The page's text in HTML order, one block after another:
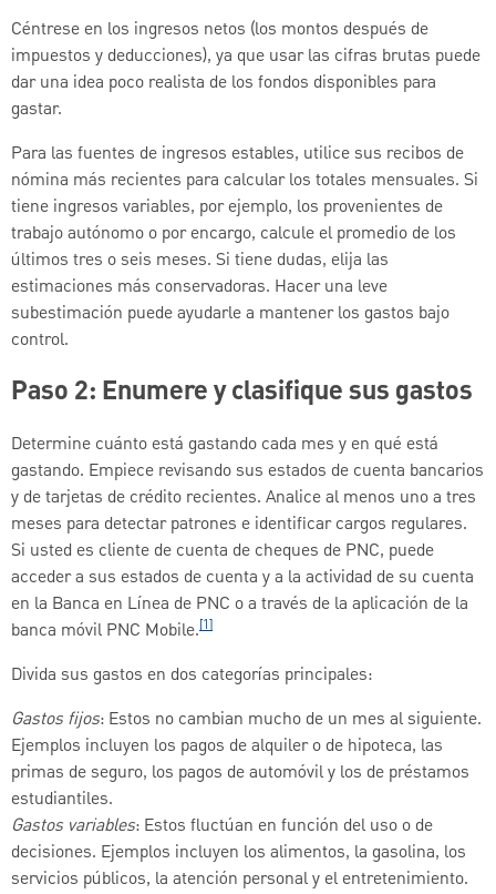
Céntrese en los ingresos netos (los montos después de
impuestos y deducciones), ya que usar las cifras brutas puede
dar una idea poco realista de los fondos disponibles para
gastar.
Para las fuentes de ingresos estables, utilice sus recibos de
nómina más recientes para calcular los totales mensuales. Si
tiene ingresos variables, por ejemplo, los provenientes de
trabajo autónomo o por encargo, calcule el promedio de los
últimos tres o seis meses. Si tiene dudas, elija las
estimaciones más conservadoras. Hacer una leve
subestimación puede ayudarle a mantener los gastos bajo
control.
Paso 2: Enumere y clasifique sus gastos
Determine cuánto está gastando cada mes y en qué está
gastando. Empiece revisando sus estados de cuenta bancarios
y de tarjetas de crédito recientes. Analice al menos uno a tres
meses para detectar patrones e identificar cargos regulares.
Si usted es cliente de cuenta de cheques de PNC, puede
acceder a sus estados de cuenta y a la actividad de su cuenta
en la Banca en Línea de PNC o a través de la aplicación de la
banca móvil PNC Mobile.[1]
Divida sus gastos en dos categorías principales:
Gastos fijos: Estos no cambian mucho de un mes al siguiente.
Ejemplos incluyen los pagos de alquiler o de hipoteca, las
primas de seguro, los pagos de automóvil y los de préstamos
estudiantiles.
Gastos variables: Estos fluctúan en función del uso o de
decisiones. Ejemplos incluyen los alimentos, la gasolina, los
servicios públicos, la atención personal y el entretenimiento.